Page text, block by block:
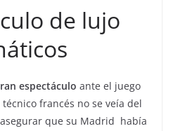
de lujo
espectáculo ante el juego
francés no se veía del
que su Madrid había